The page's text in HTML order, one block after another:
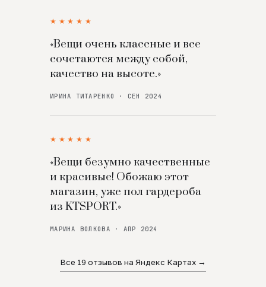
★★★★★
«Вещи очень классные и все
сочетаются между собой,
качество на высоте.»
ИРИНА ТИТАРЕНКО · СЕН 2024
★★★★★
«Вещи безумно качественные
и красивые! Обожаю этот
магазин, уже пол гардероба
из KTSPORT.»
МАРИНА ВОЛКОВА · АПР 2024
Все 19 отзывов на Яндекс Картах →